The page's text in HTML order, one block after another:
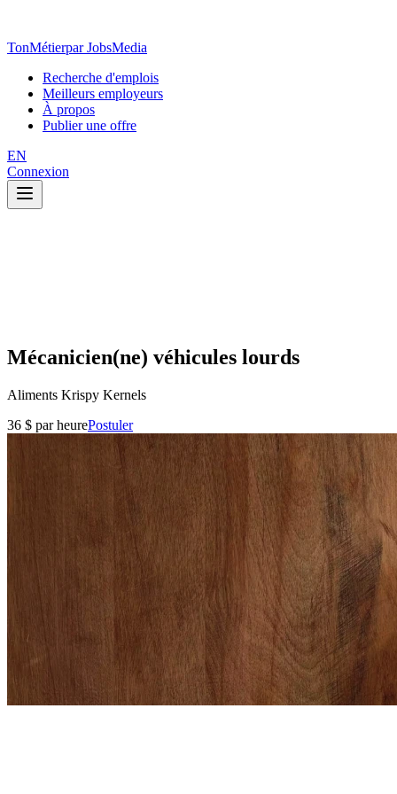
TonMétierpar JobsMedia
Recherche d'emplois
Meilleurs employeurs
À propos
Publier une offre
EN
Connexion
Mécanicien(ne) véhicules lourds
Aliments Krispy Kernels
36 $ par heurePostuler